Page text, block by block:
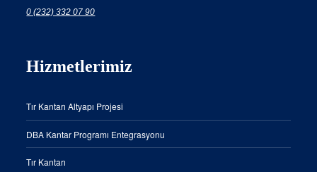
0 (232) 332 07 90
Hizmetlerimiz
Tır Kantarı Altyapı Projesi
DBA Kantar Programı Entegrasyonu
Tır Kantarı